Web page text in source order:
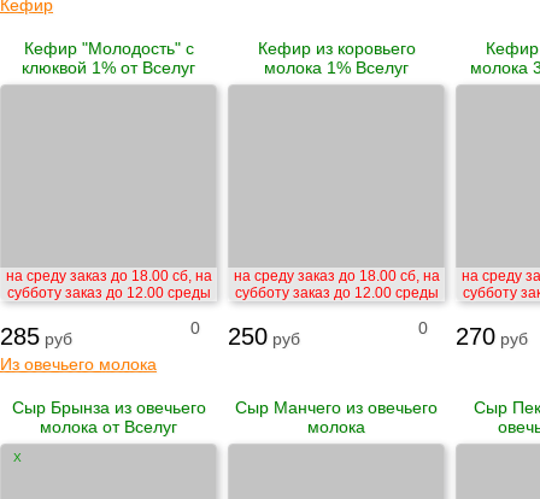
Кефир
Кефир "Молодость" с
клюквой 1% от Вселуг
на среду заказ до 18.00 сб, на
субботу заказ до 12.00 среды
285 руб
0
Кефир из коровьего
молока 1% Вселуг
на среду заказ до 18.00 сб, на
субботу заказ до 12.00 среды
250 руб
0
Кефир
молока
на среду
субботу
270 руб
Из овечьего молока
Сыр Брынза из овечьего
молока от Вселуг
X
Сыр Манчего из овечьего
молока
Сыр